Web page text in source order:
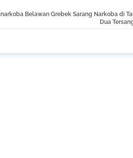
Belawan Grebek Sarang Narkoba di
Dua